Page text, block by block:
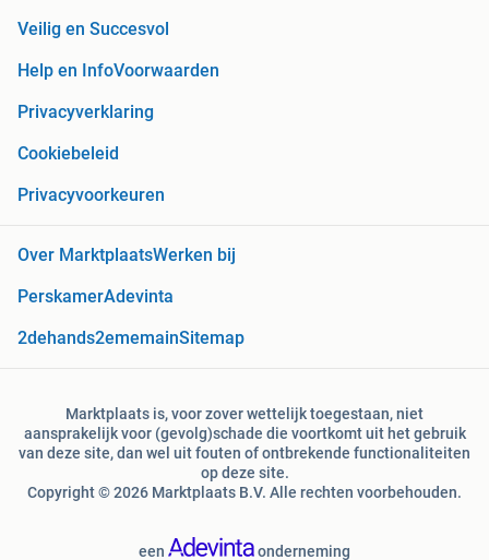
Veilig en Succesvol
Help en InfoVoorwaarden
Privacyverklaring
Cookiebeleid
Privacyvoorkeuren
Over MarktplaatsWerken bij
PerskamerAdevinta
2dehands2ememainSitemap
Marktplaats is, voor zover wettelijk toegestaan, niet
aansprakelijk voor (gevolg)schade die voortkomt uit het gebruik
van deze site, dan wel uit fouten of ontbrekende functionaliteiten
op deze site.
Copyright © 2026 Marktplaats B.V. Alle rechten voorbehouden.
een onderneming